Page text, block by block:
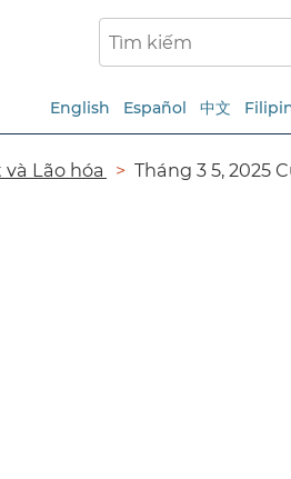
English Español 中文
Lão hóa​​
Tháng 3 5, 2025